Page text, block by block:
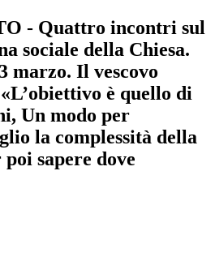
- Quattro incontri sul
sociale della Chiesa.
marzo. Il vescovo
è quello di
Un modo per
la complessità della
sapere dove